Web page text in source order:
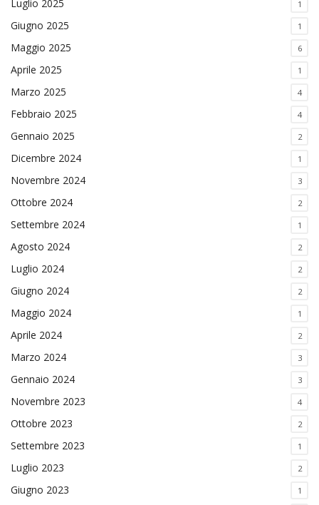
Luglio 2025 1
Giugno 2025 1
Maggio 2025 6
Aprile 2025 1
Marzo 2025 4
Febbraio 2025 4
Gennaio 2025 2
Dicembre 2024 1
Novembre 2024 3
Ottobre 2024 2
Settembre 2024 1
Agosto 2024 2
Luglio 2024 2
Giugno 2024 2
Maggio 2024 1
Aprile 2024 2
Marzo 2024 3
Gennaio 2024 3
Novembre 2023 4
Ottobre 2023 2
Settembre 2023 1
Luglio 2023 2
Giugno 2023 1